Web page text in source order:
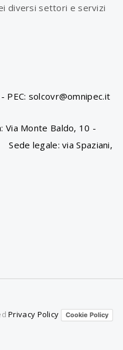
diversi settori e servizi
PEC: solcovr@omnipec.it
Via Monte Baldo, 10 -
legale: via Spaziani,
Privacy Policy Cookie Policy